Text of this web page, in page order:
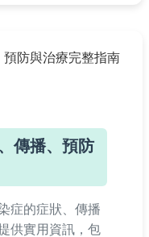
傳播、預防
症的症狀、傳播
供實用資訊，包